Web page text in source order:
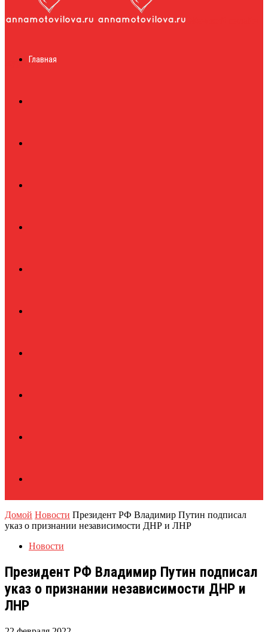
журналГлавная
Домой Новости Президент РФ Владимир Путин подписал
указ о признании независимости ДНР и ЛНР
Новости
Президент РФ Владимир Путин подписал
указ о признании независимости ДНР и
ЛНР